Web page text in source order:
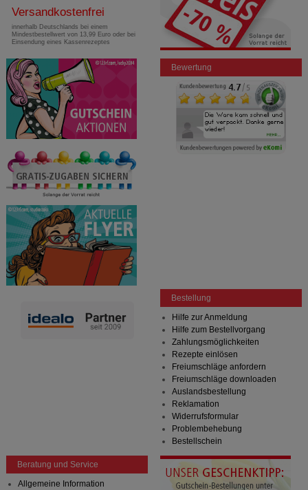
Versandkostenfrei
innerhalb Deutschlands bei einem
Mindestbestellwert von 13,99 Euro oder bei
Einsendung eines Kassenrezeptes
Bewertung
Bestellung
Hilfe zur Anmeldung
Hilfe zum Bestellvorgang
Zahlungsmöglichkeiten
Rezepte einlösen
Freiumschläge anfordern
Freiumschläge downloaden
Auslandsbestellung
Reklamation
Widerrufsformular
Problembehebung
Bestellschein
Beratung und Service
Allgemeine Information